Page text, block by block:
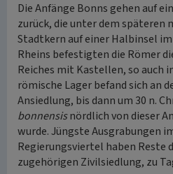
Die Anfänge Bonns gehen auf
zurück, die unter dem
Stadtkern auf einer Halbinsel
Rheins befestigten die Römer
Reiches mit Kastellen, so auch
römische Lager befand sich an
Ansiedlung, bis dann um 30 n.
bonnensisnördlich von dieser
wurde. Jüngste Ausgrabungen
Regierungsviertel haben Reste
zugehörigen Zivilsiedlung, zu